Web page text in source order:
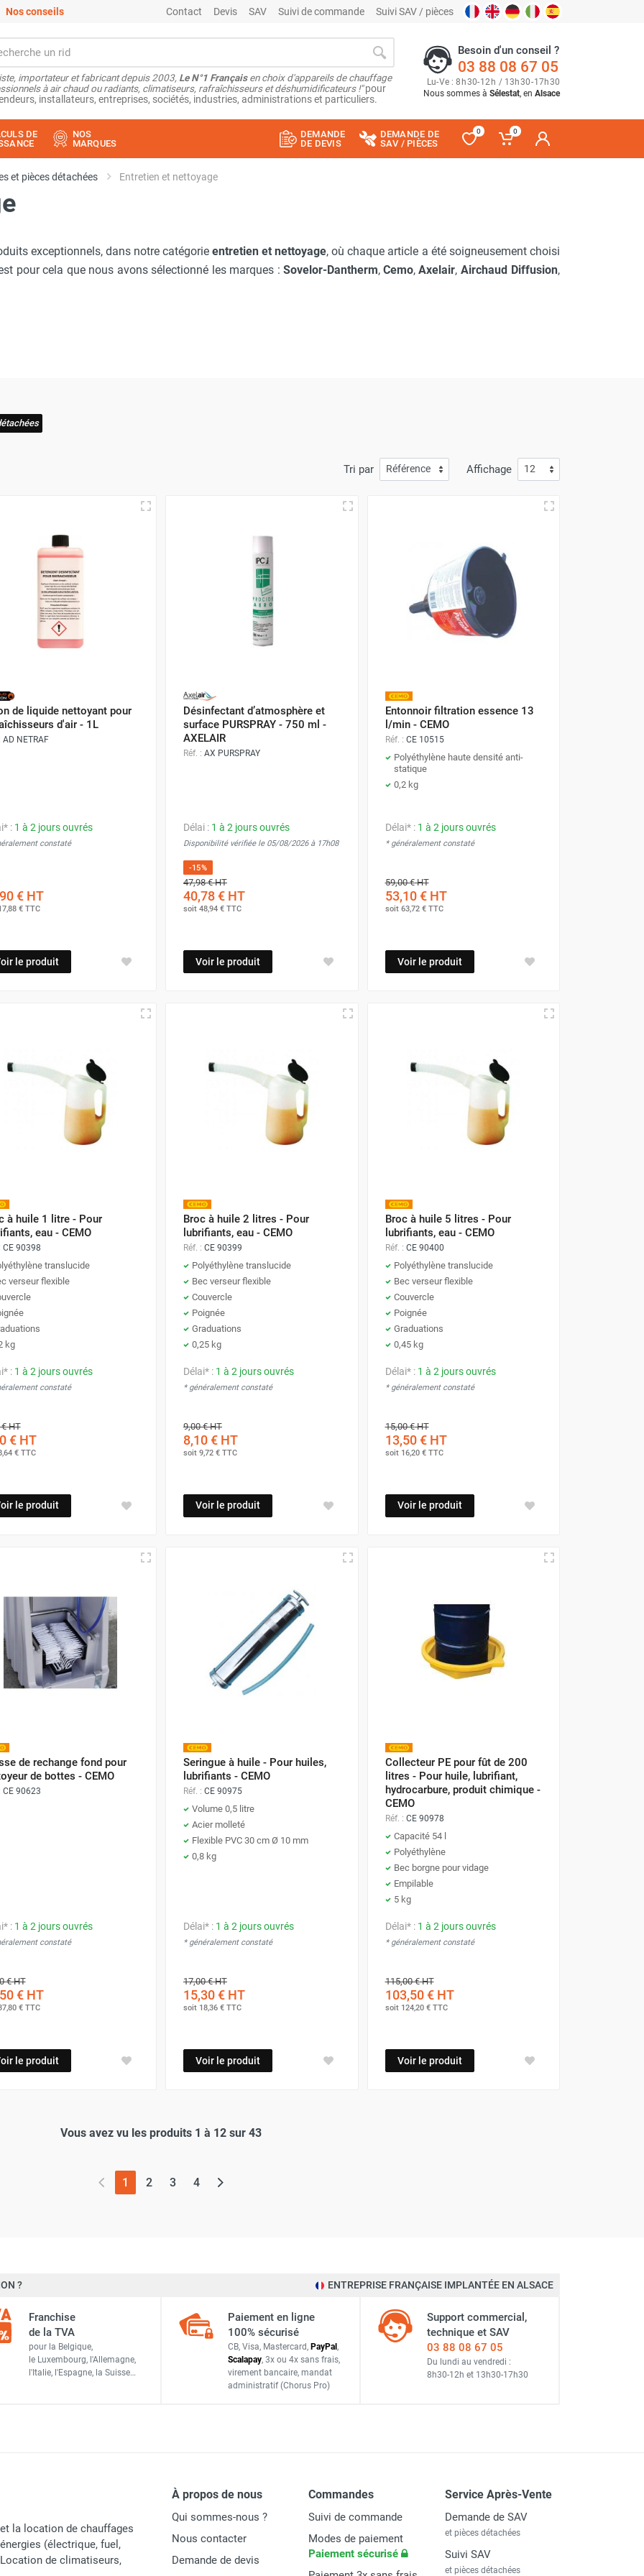
Nos conseils Contact Devis SAV Suivi de commande Suivi SAV / pièces
importateur et fabricant depuis 2003, Le N°1 Françaisen choix d'appareils de chauffage
à air chaud ou radiants, climatiseurs, rafraîchisseurs et déshumidificateurs !"pour
installateurs, entreprises, sociétés, industries, administrations et particuliers.
Besoin d'un conseil ?
03 88 08 67 05
Lu-Ve : 8h30-12h / 13h30-17h30
Nous sommes à Sélestat, en Alsace
DE
NOS
MARQUES
DEMANDE
DE DEVIS
DEMANDE DE
SAV / PIÈCES
0 0
et pièces détachées Entretien et nettoyage
exceptionnels, dans notre catégorie entretien et nettoyage, où chaque article a été soigneusement choisi
pour cela que nous avons sélectionné les marques : Sovelor-Dantherm, Cemo, Axelair, Airchaud Diffusion,
Tri par Affichage
de liquide nettoyant pour
d'air - 1L
AD NETRAF
: 1 à 2 jours ouvrés
constaté
€HT
€TTC
le produit
Désinfectant d’atmosphère et
surface PURSPRAY - 750 ml -
AXELAIR
Réf. : AX PURSPRAY
Délai : 1 à 2 jours ouvrés
Disponibilité vérifiée le 05/08/2026 à 17h08
-15%
47,98 €HT
40,78 € HT
soit 48,94 € TTC
Voir le produit
Entonnoir filtration essence 13
l/min - CEMO
Réf. : CE 10515
Polyéthylène haute densité anti-
statique
0,2 kg
Délai* : 1 à 2 jours ouvrés
* généralement constaté
59,00 €HT
53,10 €HT
soit 63,72 €TTC
Voir le produit
à huile 1 litre - Pour
eau - CEMO
CE 90398
translucide
verseur flexible
kg
: 1 à 2 jours ouvrés
constaté
HT
€HT
€TTC
le produit
Broc à huile 2 litres - Pour
lubrifiants, eau - CEMO
Réf. : CE 90399
Polyéthylène translucide
Bec verseur flexible
Couvercle
Poignée
Graduations
0,25 kg
Délai* : 1 à 2 jours ouvrés
* généralement constaté
9,00 €HT
8,10 € HT
soit 9,72 € TTC
Voir le produit
Broc à huile 5 litres - Pour
lubrifiants, eau - CEMO
Réf. : CE 90400
Polyéthylène translucide
Bec verseur flexible
Couvercle
Poignée
Graduations
0,45 kg
Délai* : 1 à 2 jours ouvrés
* généralement constaté
15,00 €HT
13,50 €HT
soit 16,20 €TTC
Voir le produit
de rechange fond pour
de bottes - CEMO
CE 90623
: 1 à 2 jours ouvrés
constaté
€HT
€HT
€TTC
le produit
Seringue à huile - Pour huiles,
lubrifiants - CEMO
Réf. : CE 90975
Volume 0,5 litre
Acier molleté
Flexible PVC 30 cm Ø 10 mm
0,8 kg
Délai* : 1 à 2 jours ouvrés
* généralement constaté
17,00 €HT
15,30 € HT
soit 18,36 € TTC
Voir le produit
Collecteur PE pour fût de 200
litres - Pour huile, lubrifiant,
hydrocarbure, produit chimique -
CEMO
Réf. : CE 90978
Capacité 54 l
Polyéthylène
Bec borgne pour vidage
Empilable
5 kg
Délai* : 1 à 2 jours ouvrés
* généralement constaté
115,00 €HT
103,50 €HT
soit 124,20 €TTC
Voir le produit
Vous avez vu les produits 1 à 12 sur 43
1 (page actuelle)
2 3 4
? ENTREPRISE FRANÇAISE IMPLANTÉE EN ALSACE
Franchise
de la TVA
pour la Belgique,
le Luxembourg, l'Allemagne,
l'Italie, l'Espagne, la Suisse…
Paiement en ligne
100% sécurisé
CB, Visa, Mastercard, PayPal ,
Scalapay, 3x ou 4x sans frais,
virement bancaire, mandat
administratif (Chorus Pro)
Support commercial,
technique et SAV
03 88 08 67 05
Du lundi au vendredi :
8h30-12h et 13h30-17h30
la location de chauffages
(électrique, fuel,
de climatiseurs,
À propos de nous
Qui sommes-nous ?
Nous contacter
Demande de devis
Commandes
Suivi de commande
Modes de paiement
Paiement sécurisé
Service Après-Vente
Demande de SAV
et pièces détachées
Suivi SAV
et pièces détachées